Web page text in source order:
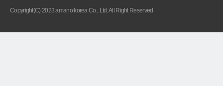
Copyright(C) 2023 amano korea Co., Ltd. All Right Reserved